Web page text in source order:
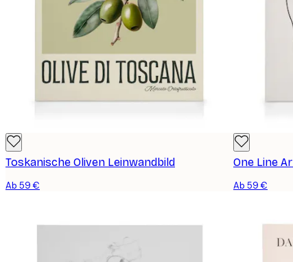
Toskanische Oliven Leinwandbild
Ab 59 €
One Line
Ab 59 €